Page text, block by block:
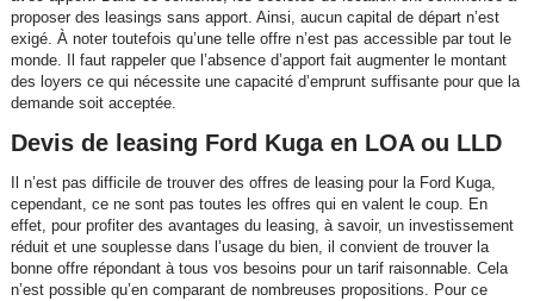
proposer des leasings sans apport. Ainsi, aucun capital de départ n’est
exigé. À noter toutefois qu’une telle offre n’est pas accessible par tout le
monde. Il faut rappeler que l’absence d’apport fait augmenter le montant
des loyers ce qui nécessite une capacité d’emprunt suffisante pour que la
demande soit acceptée.
Devis de leasing Ford Kuga en LOA ou LLD
Il n’est pas difficile de trouver des offres de leasing pour la Ford Kuga,
cependant, ce ne sont pas toutes les offres qui en valent le coup. En
effet, pour profiter des avantages du leasing, à savoir, un investissement
réduit et une souplesse dans l’usage du bien, il convient de trouver la
bonne offre répondant à tous vos besoins pour un tarif raisonnable. Cela
n’est possible qu’en comparant de nombreuses propositions. Pour ce